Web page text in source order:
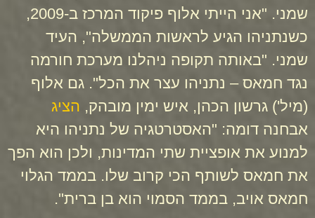
שמני. "אני הייתי אלוף פיקוד המרכז ב-2009,
כשנתניהו הגיע לראשות הממשלה", העיד
שמני. "באותה תקופה ניהלנו מערכת חורמה
נגד חמאס – נתניהו עצר את הכל". גם אלוף
(מיל') גרשון הכהן, איש ימין מובהק, הציג
אבחנה דומה: "האסטרטגיה של נתניהו היא
למנוע את אופציית שתי המדינות, ולכן הוא הפך
את חמאס לשותף הכי קרוב שלו. בממד הגלוי
חמאס אויב, בממד הסמוי הוא בן ברית".